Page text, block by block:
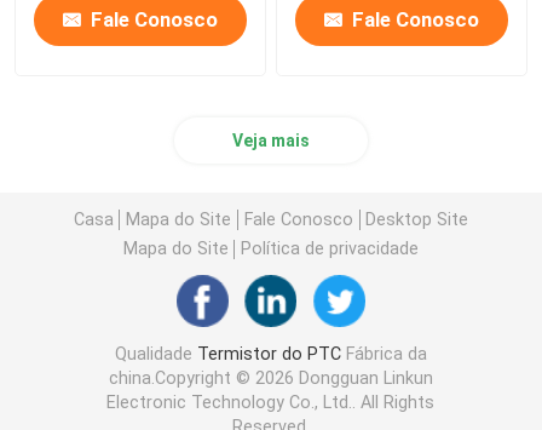
Fale Conosco Fale Conosco
Veja mais
Casa Mapa do Site Fale Conosco
Desktop Site
Mapa do Site
Política de privacidade
Qualidade Termistor do PTCFábrica da
china.Copyright © 2026 Dongguan Linkun
Electronic Technology Co., Ltd.. All Rights